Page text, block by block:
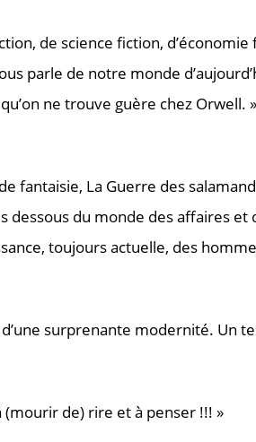
de science fiction,
parle de notre monde
ne trouve guère chez Orwell. »
fantaisie, La Guerre des
du monde des affaires
toujours actuelle, des
surprenante modernité.
de) rire et à penser !!! »